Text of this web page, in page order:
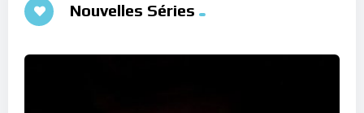
Nouvelles Séries